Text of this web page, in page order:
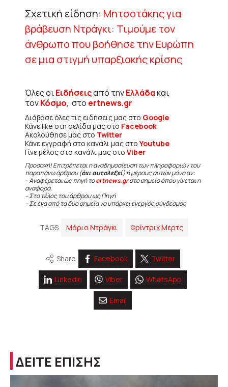
Σχετική είδηση: Μητσοτάκης για
βράβευση Ντράγκι: Τιμούμε τον
άνθρωπο που βοήθησε την Ευρώπη
σε μια στιγμή υπαρξιακής κρίσης
Όλες οιΕιδήσειςαπό τηνΕλλάδακαι
τονΚόσμο, στο ertnews.gr
Διάβασε όλες τις ειδήσεις μας στο Google
Κάνε like στη σελίδα μας στο Facebook
Ακολούθησε μας στο Twitter
Κάνε εγγραφή στο κανάλι μας στοYoutube
Γίνε μέλος στο κανάλι μας στο Viber
Προσοχή! Επιτρέπεται η αναδημοσίευση των πληροφοριών του
παραπάνω άρθρου (όχι αυτολεξεί) ή μέρους αυτών μόνο αν:
– Αναφέρεται ως πηγή τοertnews.grστο σημείο όπου γίνεται η
αναφορά.
– Στο τέλος του άρθρου ως Πηγή
– Σε ένα από τα δύο σημεία να υπάρχει ενεργός σύνδεσμος
TAGS Μάριο Ντράγκι Φρίντριχ Μερτς
Share Facebook Twitter
Linkedin Viber WhatsApp
Email
ΔΕΙΤΕ ΕΠΙΣΗΣ